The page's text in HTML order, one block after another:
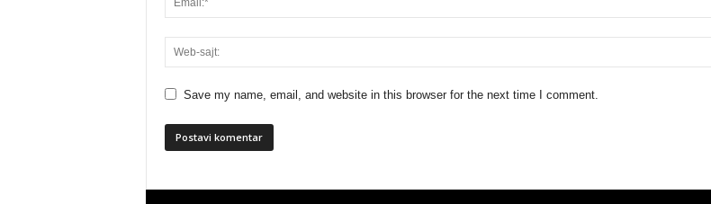
Save my name, email, and website in this browser for the next time I comment.